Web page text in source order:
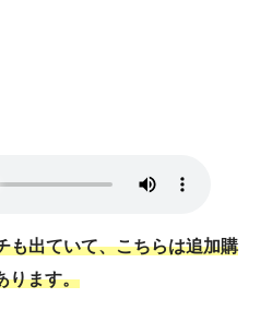
も出ていて、こちらは追加購
ります。